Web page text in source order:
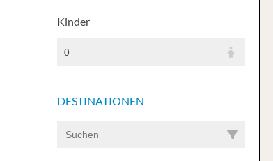
Kinder
0
DESTINATIONEN